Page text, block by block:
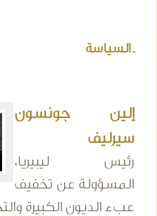
ـ السياسة
إلين جونسون
سيرليف
رئيس ليبيريا،
المسؤولة عن تخفيف
عبء الديون الكبيرة